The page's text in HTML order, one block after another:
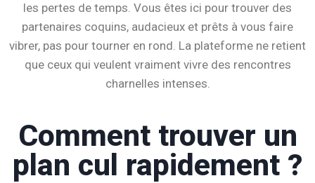
les pertes de temps. Vous êtes ici pour trouver des
partenaires coquins, audacieux et prêts à vous faire
vibrer, pas pour tourner en rond. La plateforme ne retient
que ceux qui veulent vraiment vivre des rencontres
charnelles intenses.
Comment trouver un
plan cul rapidement ?